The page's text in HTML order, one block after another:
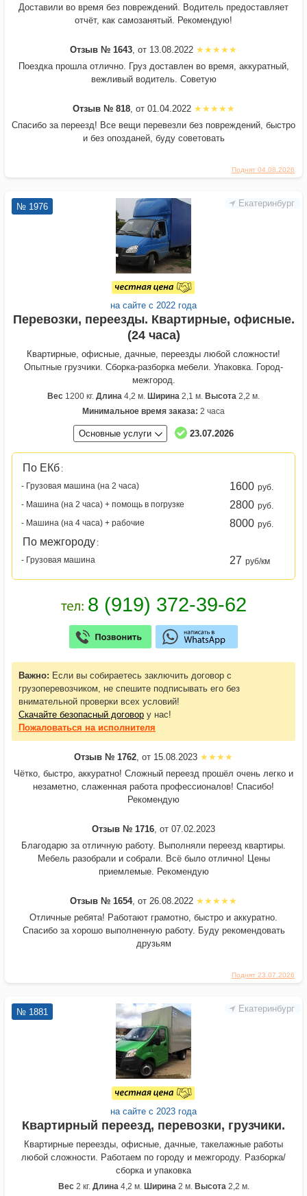
Поднят 04.08.2026
Доставили во время без повреждений. Водитель предоставляет
отчёт, как самозанятый. Рекомендую!
Отзыв № 1643 , от 13.08.2022
Поездка прошла отлично. Груз доставлен во время, аккуратный,
вежливый водитель. Советую
Отзыв № 818, от 01.04.2022
Спасибо за переезд! Все вещи перевезли без повреждений, быстро
и без опозданей, буду советовать
Екатеринбург
Поднят 23.07.2026
№ 1976
на сайте с 2022 года
Перевозки, переезды. Квартирные, офисные.
(24 часа)
Квартирные, офисные, дачные, переезды любой сложности!
Опытные грузчики. Сборка-разборка мебели. Упаковка. Город-
межгород.
Вес 1200 кг. Длина 4,2 м. Ширина 2,1 м. Высота 2,2 м.
Минимальное время заказа: 2 часа
Основные услуги 23.07.2026
По ЕКб :
- Грузовая машина (на 2 часа)
1600 руб.
- Машина (на 2 часа) + помощь в погрузке
2800 руб.
- Машина (на 4 часа) + рабочие
8000 руб.
По межгороду :
- Грузовая машина
27 руб/км
Важно: Если вы собираетесь заключить договор с
грузоперевозчиком, не спешите подписывать его без
внимательной проверки всех условий!
Скачайте безопасный договор у нас!
Пожаловаться на исполнителя
Отзыв № 1762, от 15.08.2023
Чётко, быстро, аккуратно! Сложный переезд прошёл очень легко и
незаметно, слаженная работа профессионалов! Спасибо!
Рекомендую
Отзыв № 1716, от 07.02.2023
Благодарю за отличную работу. Выполняли переезд квартиры.
Мебель разобрали и собрали. Всё было отлично! Цены
приемлемые. Рекомендую
Отзыв № 1654, от 26.08.2022
Отличные ребята! Работают грамотно, быстро и аккуратно.
Спасибо за хорошо выполненную работу. Буду рекомендовать
друзьям
Екатеринбург
№ 1881
на сайте с 2023 года
Квартирный переезд, перевозки, грузчики.
Квартирные переезды, офисные, дачные, такелажные работы
любой сложности. Работаем по городу и межгороду. Разборка/
сборка и упаковка
Вес2 кг. Длина 4,2 м. Ширина 2 м. Высота 2,2 м.